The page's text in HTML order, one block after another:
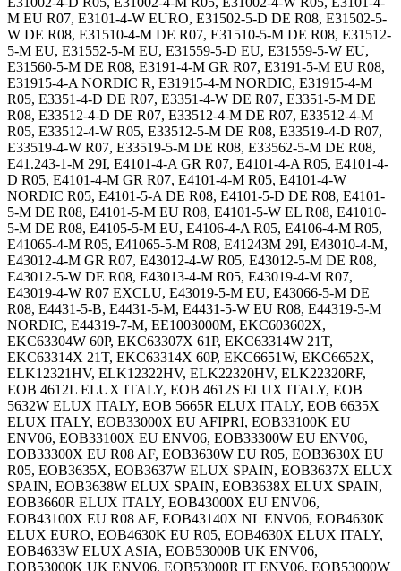
M EU R07, E3101-4-W EURO, E31502-5-D DE R08, E31502-5-
W DE R08, E31510-4-M DE R07, E31510-5-M DE R08, E31512-
5-M EU, E31552-5-M EU, E31559-5-D EU, E31559-5-W EU,
E31560-5-M DE R08, E3191-4-M GR R07, E3191-5-M EU R08,
E31915-4-A NORDIC R, E31915-4-M NORDIC, E31915-4-M
R05, E3351-4-D DE R07, E3351-4-W DE R07, E3351-5-M DE
R08, E33512-4-D DE R07, E33512-4-M DE R07, E33512-4-M
R05, E33512-4-W R05, E33512-5-M DE R08, E33519-4-D R07,
E33519-4-W R07, E33519-5-M DE R08, E33562-5-M DE R08,
E41.243-1-M 29I, E4101-4-A GR R07, E4101-4-A R05, E4101-4-
D R05, E4101-4-M GR R07, E4101-4-M R05, E4101-4-W
NORDIC R05, E4101-5-A DE R08, E4101-5-D DE R08, E4101-
5-M DE R08, E4101-5-M EU R08, E4101-5-W EL R08, E41010-
5-M DE R08, E4105-5-M EU, E4106-4-A R05, E4106-4-M R05,
E41065-4-M R05, E41065-5-M R08, E41243M 29I, E43010-4-M,
E43012-4-M GR R07, E43012-4-W R05, E43012-5-M DE R08,
E43012-5-W DE R08, E43013-4-M R05, E43019-4-M R07,
E43019-4-W R07 EXCLU, E43019-5-M EU, E43066-5-M DE
R08, E4431-5-B, E4431-5-M, E4431-5-W EU R08, E44319-5-M
NORDIC, E44319-7-M, EE1003000M, EKC603602X,
EKC63304W 60P, EKC63307X 61P, EKC63314W 21T,
EKC63314X 21T, EKC63314X 60P, EKC6651W, EKC6652X,
ELK12321HV, ELK12322HV, ELK22320HV, ELK22320RF,
EOB 4612L ELUX ITALY, EOB 4612S ELUX ITALY, EOB
5632W ELUX ITALY, EOB 5665R ELUX ITALY, EOB 6635X
ELUX ITALY, EOB33000X EU AFIPRI, EOB33100K EU
ENV06, EOB33100X EU ENV06, EOB33300W EU ENV06,
EOB33300X EU R08 AF, EOB3630W EU R05, EOB3630X EU
R05, EOB3635X, EOB3637W ELUX SPAIN, EOB3637X ELUX
SPAIN, EOB3638W ELUX SPAIN, EOB3638X ELUX SPAIN,
EOB3660R ELUX ITALY, EOB43000X EU ENV06,
EOB43100X EU R08 AF, EOB43140X NL ENV06, EOB4630K
ELUX EURO, EOB4630K EU R05, EOB4630X ELUX ITALY,
EOB4633W ELUX ASIA, EOB53000B UK ENV06,
EOB53000K UK ENV06, EOB53000R IT ENV06, EOB53000W